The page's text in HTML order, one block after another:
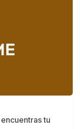
tu